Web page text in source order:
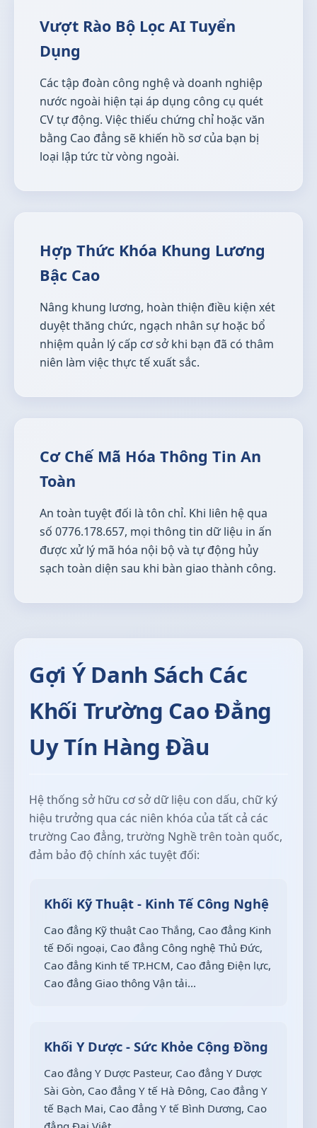
Vượt Rào Bộ Lọc AI Tuyển
Dụng
Các tập đoàn công nghệ và doanh nghiệp
nước ngoài hiện tại áp dụng công cụ quét
CV tự động. Việc thiếu chứng chỉ hoặc văn
bằng Cao đẳng sẽ khiến hồ sơ của bạn bị
loại lập tức từ vòng ngoài.
Hợp Thức Khóa Khung Lương
Bậc Cao
Nâng khung lương, hoàn thiện điều kiện xét
duyệt thăng chức, ngạch nhân sự hoặc bổ
nhiệm quản lý cấp cơ sở khi bạn đã có thâm
niên làm việc thực tế xuất sắc.
Cơ Chế Mã Hóa Thông Tin An
Toàn
An toàn tuyệt đối là tôn chỉ. Khi liên hệ qua
số 0776.178.657, mọi thông tin dữ liệu in ấn
được xử lý mã hóa nội bộ và tự động hủy
sạch toàn diện sau khi bàn giao thành công.
Gợi Ý Danh Sách Các
Khối Trường Cao Đẳng
Uy Tín Hàng Đầu
Hệ thống sở hữu cơ sở dữ liệu con dấu, chữ ký
hiệu trưởng qua các niên khóa của tất cả các
trường Cao đẳng, trường Nghề trên toàn quốc,
đảm bảo độ chính xác tuyệt đối:
Khối Kỹ Thuật - Kinh Tế Công Nghệ
Cao đẳng Kỹ thuật Cao Thắng, Cao đẳng Kinh
tế Đối ngoại, Cao đẳng Công nghệ Thủ Đức,
Cao đẳng Kinh tế TP.HCM, Cao đẳng Điện lực,
Cao đẳng Giao thông Vận tải...
Khối Y Dược - Sức Khỏe Cộng Đồng
Cao đẳng Y Dược Pasteur, Cao đẳng Y Dược
Sài Gòn, Cao đẳng Y tế Hà Đông, Cao đẳng Y
tế Bạch Mai, Cao đẳng Y tế Bình Dương, Cao